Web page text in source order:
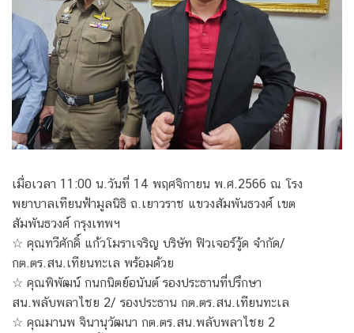
เมื่อเวลา 11:00 น.วันที่ 14 พฤศจิกายน พ.ศ.2566 ณ โรง
พยาบาลเทียนฟ้ามูลนิธิ ถ.เยาวราช แขวงสัมพันธวงศ์ เขต
สัมพันธวงศ์ กรุงเทพฯ
☆ คุณทวีศักดิ์ แก้วโมราเจริญ บริษัท ฟิวเจอร์วู้ด จำกัด/
กต.ตร.สน.เทียนทะเล พร้อมด้วย
☆ คุณพิพัฒน์ กนกนิตย์อนันต์ รองประธานที่ปรึกษา
สน.พลับพลาไชย 2/ รองประธาน กต.ตร.สน.เทียนทะเล
☆ คุณมานพ จินานุวัฒนา กต.ตร.สน.พลับพลาไชย 2